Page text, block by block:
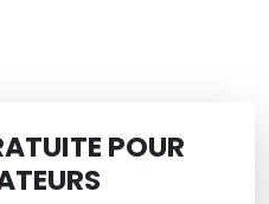
POUR